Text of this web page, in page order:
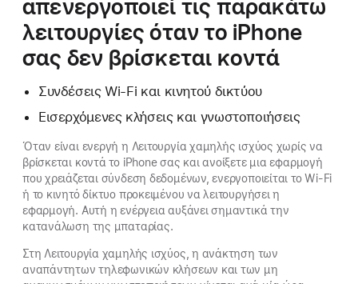
απενεργοποιεί τις παρακάτω
λειτουργίες όταν το iPhone
σας δεν βρίσκεται κοντά
Συνδέσεις Wi-Fi και κινητού δικτύου
Εισερχόμενες κλήσεις και γνωστοποιήσεις
Όταν είναι ενεργή η Λειτουργία χαμηλής ισχύος χωρίς να
βρίσκεται κοντά το iPhone σας και ανοίξετε μια εφαρμογή
που χρειάζεται σύνδεση δεδομένων, ενεργοποιείται το Wi-Fi
ή το κινητό δίκτυο προκειμένου να λειτουργήσει η
εφαρμογή. Αυτή η ενέργεια αυξάνει σημαντικά την
κατανάλωση της μπαταρίας.
Στη Λειτουργία χαμηλής ισχύος, η ανάκτηση των
αναπάντητων τηλεφωνικών κλήσεων και των μη